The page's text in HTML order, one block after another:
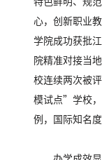
心，创新职业
学院成功获批
院精准对接当
校连续两次被
模试点”学校，
例，国际知名